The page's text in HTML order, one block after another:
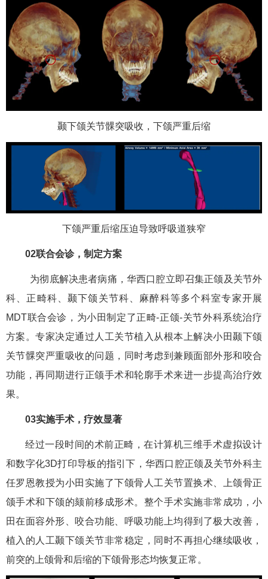
颞下颌关节髁突吸收，下颌严重后缩
下颌严重后缩压迫导致呼吸道狭窄
02联合会诊，制定方案
为彻底解决患者病痛，华西口腔立即召集正颌及关节外
科、正畸科、颞下颌关节科、麻醉科等多个科室专家开展
MDT联合会诊，为小田制定了正畸-正颌-关节外科系统治疗
方案。专家决定通过人工关节植入从根本上解决小田颞下颌
关节髁突严重吸收的问题，同时考虑到兼顾面部外形和咬合
功能，再同期进行正颌手术和轮廓手术来进一步提高治疗效
果。
03实施手术，疗效显著
经过一段时间的术前正畸，在计算机三维手术虚拟设计
和数字化3D打印导板的指引下，华西口腔正颌及关节外科主
任罗恩教授为小田实施了下颌骨人工关节置换术、上颌骨正
颌手术和下颌的颏前移成形术。整个手术实施非常成功，小
田在面容外形、咬合功能、呼吸功能上均得到了极大改善，
植入的人工颞下颌关节非常稳定，同时不再担心继续吸收，
前突的上颌骨和后缩的下颌骨形态均恢复正常。